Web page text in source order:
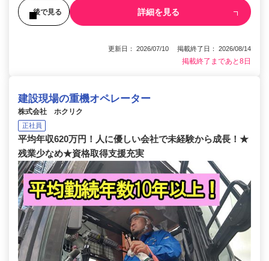
後で見る 詳細を見る
更新日： 2026/07/10 掲載終了日： 2026/08/14
掲載終了まであと8日
建設現場の重機オペレーター
株式会社 ホクリク
正社員
平均年収620万円！人に優しい会社で未経験から成長！★
残業少なめ★資格取得支援充実